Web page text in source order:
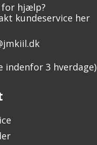
for hjælp?
kundeservice her
indenfor 3 hverdage)